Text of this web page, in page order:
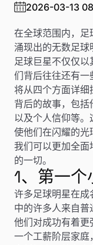
2026-03-13
在全球范围内，足
涌现出的无数足
足球巨星不仅仅
们背后往往还有
将从四个方面详
背后的故事，包
以及个人信仰等。
使他们在闪耀的光
我们可以更加全
的一切。
1、第一个
许多足球明星在成
中的许多人来自
他们对成功有着
一个工薪阶层家